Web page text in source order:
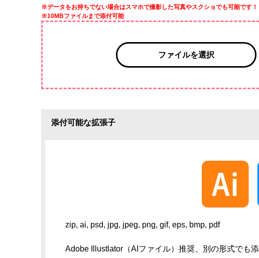
※データをお持ちでない場合はスマホで撮影した写真やスクショでも可能です！
※10MBファイルまで添付可能
ファイルを選択
添付可能な拡張子
zip, ai, psd, jpg, jpeg, png, gif, eps, bmp, pdf
Adobe Illustlator（AIファイル）推奨、別の形式でも